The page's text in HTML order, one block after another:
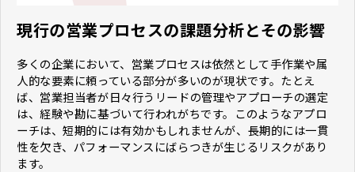
現行の営業プロセスの課題分析とその影響
多くの企業において、営業プロセスは依然として手作業や属
人的な要素に頼っている部分が多いのが現状です。たとえ
ば、営業担当者が日々行うリードの管理やアプローチの選定
は、経験や勘に基づいて行われがちです。このようなアプロ
ーチは、短期的には有効かもしれませんが、長期的には一貫
性を欠き、パフォーマンスにばらつきが生じるリスクがあり
ます。